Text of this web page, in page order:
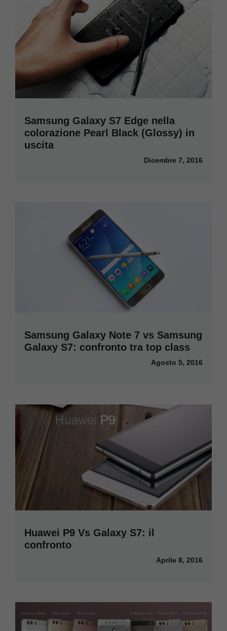
Samsung Galaxy S7 Edge nella
colorazione Pearl Black (Glossy) in
uscita
Dicembre 7, 2016
Samsung Galaxy Note 7 vs Samsung
Galaxy S7: confronto tra top class
Agosto 5, 2016
Huawei P9 Vs Galaxy S7: il
confronto
Aprile 8, 2016